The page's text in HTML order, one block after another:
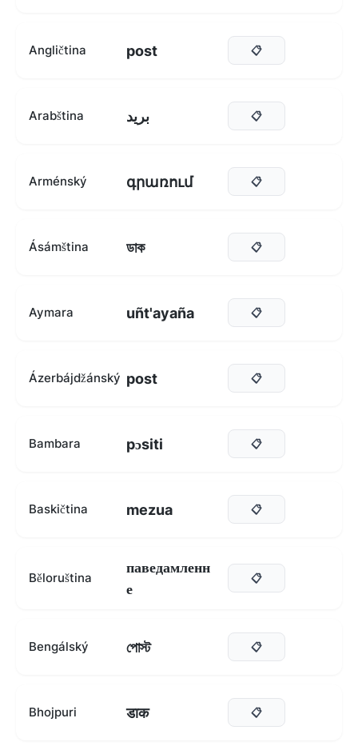
Angličtina post 📋
Arabština بريد 📋
Arménský գրառում 📋
Ásámština ডাক 📋
Aymara uñt'ayaña 📋
Ázerbájdžánský post 📋
Bambara pɔsiti 📋
Baskičtina mezua 📋
Běloruština
паведамленн
е
📋
Bengálský পোস্ট 📋
Bhojpuri डाक 📋